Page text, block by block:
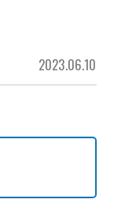
2023.06.10